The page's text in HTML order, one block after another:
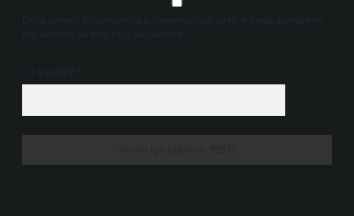
Daha sonraki yorumlarımda kullanılması için adım, e-posta adresim ve
site adresim bu tarayıcıya kaydedilsin.
7 + 8 kaçtır?